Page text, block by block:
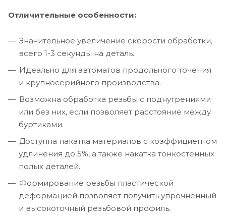
Отличительные особенности:
Значительное увеличение скорости обработки,
всего 1-3 секунды на деталь.
Идеально для автоматов продольного точения
и крупносерийного производства.
Возможна обработка резьбы с поднутрениями
или без них, если позволяет расстояние между
буртиками.
Доступна накатка материалов с коэффициентом
удлинения до 5%, а также накатка тонкостенных
полых деталей.
Формирование резьбы пластической
деформацией позволяет получить упрочненный
и высокоточный резьбовой профиль.